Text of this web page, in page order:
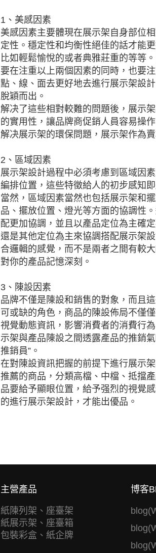
1、美感因素
美感因素主要體現在展示架自身部位
定性。穩定性和均衡性絕佳的話才能
比如輕鬆愉悅的或者典雅莊重的等等
要在注重以上兩個因素的同時，也要
點、線、面去更好地去進行展示架設
脫穎而出。
解决了這些相對較難的問題後，展示
的實用性，讓品牌商促銷人員容易操
解决展示架的環保問題，展示架作為
2、區域因素
展示架設計過程中必須考慮到區域因
編排位置，這些特徵給人的初步感知
當然，區域因素當然也包括展示架和
品、擺放位置、燈光等方面的協調性
配更加協調，並且以產品定位為主確
還是其他定位為主來協調搭配展示架
合邏輯的感覺，而不是兩者之間有較
對你的產品記憶深刻。
3、陳設因素
品牌不僅是陳設和銷售的對象，而且
可或缺的角色，商品的陳設佈局不僅
視覺動態資訊，影響消費者的消費行
示架與產品陳設之間透露產品的推銷
推銷員”。
在對陳設資訊把握的前提下進行展示
推薦的商品，分類高檔、中檔、抵擋
品要給予顯眼位置，給予强烈的視覺
的進行展示架設計，才能出優品。
主營產品
紙陳列架、座臺架
紙展示架、座臺箱
包裝彩盒、紙企牌
博客